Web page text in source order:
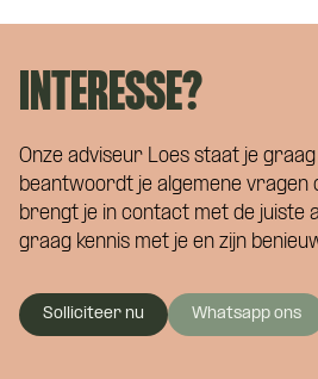
INTERESSE?
Onze adviseur Loes staat je
beantwoordt je algemene vragen
brengt je in contact met de juiste
graag kennis met je en zijn
Solliciteer nu Whatsapp ons